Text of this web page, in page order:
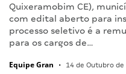
Quixeramobim CE),
com edital aberto para
processo seletivo é a
para os cargos de…
Equipe Gran • 14 de Outubro de